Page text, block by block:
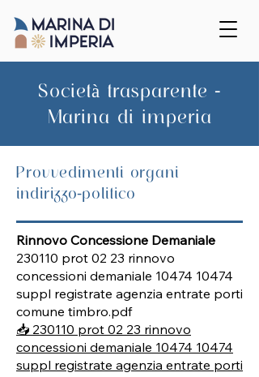
Società trasparente -
Marina di imperia
Provvedimenti organi
indirizzo-politico
Rinnovo Concessione Demaniale
230110 prot 02 23 rinnovo
concessioni demaniale 10474 10474
suppl registrate agenzia entrate porti
comune timbro.pdf
📥 230110 prot 02 23 rinnovo
concessioni demaniale 10474 10474
suppl registrate agenzia entrate porti